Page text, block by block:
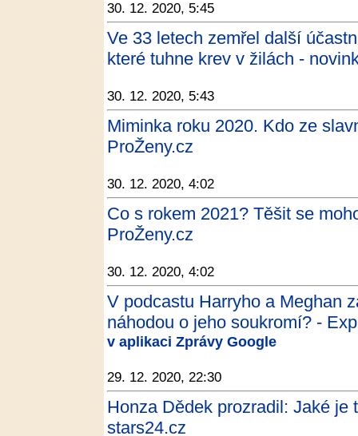
30. 12. 2020, 5:45
Ve 33 letech zemřel další
které tuhne krev v žilách -
30. 12. 2020, 5:43
Miminka roku 2020. Kdo ze
ProŽeny.cz
30. 12. 2020, 4:02
Co s rokem 2021? Těšit se
ProŽeny.cz
30. 12. 2020, 4:02
V podcastu Harryho a Meghan
náhodou o jeho soukromí? -
v aplikaci Zprávy Google
29. 12. 2020, 22:30
Honza Dědek prozradil: Jaké je
stars24.cz